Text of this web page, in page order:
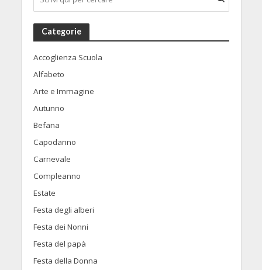
Categorie
Accoglienza Scuola
Alfabeto
Arte e Immagine
Autunno
Befana
Capodanno
Carnevale
Compleanno
Estate
Festa degli alberi
Festa dei Nonni
Festa del papà
Festa della Donna